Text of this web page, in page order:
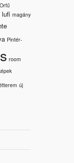
lufi magány
Pintér-
room
új